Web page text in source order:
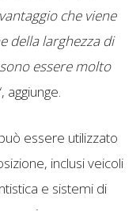
che viene
della larghezza di
essere molto
aggiunge.
essere utilizzato
inclusi veicoli
e sistemi di